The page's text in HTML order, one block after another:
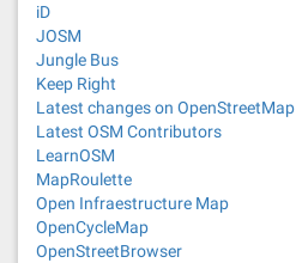
iD
JOSM
Jungle Bus
Keep Right
Latest changes on OpenStreetMap
Latest OSM Contributors
LearnOSM
MapRoulette
Open Infraestructure Map
OpenCycleMap
OpenStreetBrowser